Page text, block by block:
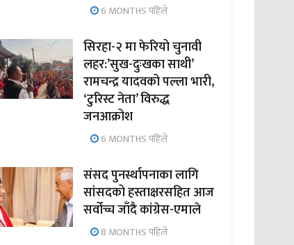
6 MONTHS पहिले
सिरहा-२ मा फेरियो चुनावी
लहर:’सुख-दुःखका साथी’
रामचन्द्र यादवको पल्ला भारी,
‘टुरिस्ट नेता’ विरुद्ध
जनआक्रोश
6 MONTHS पहिले
संसद पुनर्स्थापनाका लागि
सांसदको हस्ताक्षरसहित आज
सर्वोच्च जाँदै कांग्रेस-एमाले
8 MONTHS पहिले